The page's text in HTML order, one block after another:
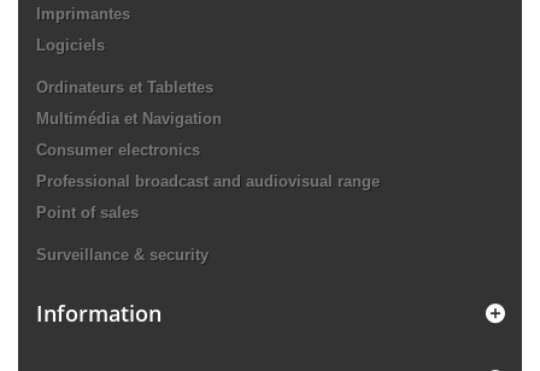
Imprimantes
Logiciels
Ordinateurs et Tablettes
Multimédia et Navigation
Consumer electronics
Professional broadcast and audiovisual range
Point of sales
Surveillance & security
Information